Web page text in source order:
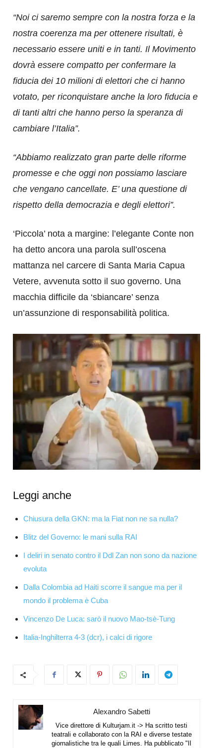
“Noi ci saremo sempre con la nostra forza e la
nostra coerenza ma per ottenere risultati, è
necessario essere uniti e in tanti. Il Movimento
dovrà essere compatto per confermare la
fiducia dei 10 milioni di elettori che ci hanno
votato, per riconquistare anche la loro fiducia e
di tanti altri che hanno perso la speranza di
cambiare l’Italia”.
“Abbiamo realizzato gran parte delle riforme
promesse e che oggi non possiamo lasciare
che vengano cancellate. E’ una questione di
rispetto della democrazia e degli elettori”.
‘Piccola’ nota a margine: l’elegante Conte non
ha detto ancora una parola sull’oscena
mattanza nel carcere di Santa Maria Capua
Vetere, avvenuta sotto il suo governo. Una
macchia difficile da ‘sbiancare’ senza
un’assunzione di responsabilità politica.
Leggi anche
Chiusura della GKN: ma la Fiat non ne sa nulla?
Blitz del Governo: le mani sulla RAI
I deliri in senato contro il Ddl Zan non sono da nazione
evoluta
Dalla Colombia ad Haiti scorre il sangue ma per il
mondo il problema è Cuba
Vincenzo De Luca: sarò il nuovo Mao-tsè-Tung
Italia-Inghilterra 4-3 (dcr), i calci di rigore
Alexandro Sabetti
Vice direttore di Kulturjam.it -> Ha scritto testi
teatrali e collaborato con la RAI e diverse testate
giornalistiche tra le quali Limes. Ha pubblicato "Il